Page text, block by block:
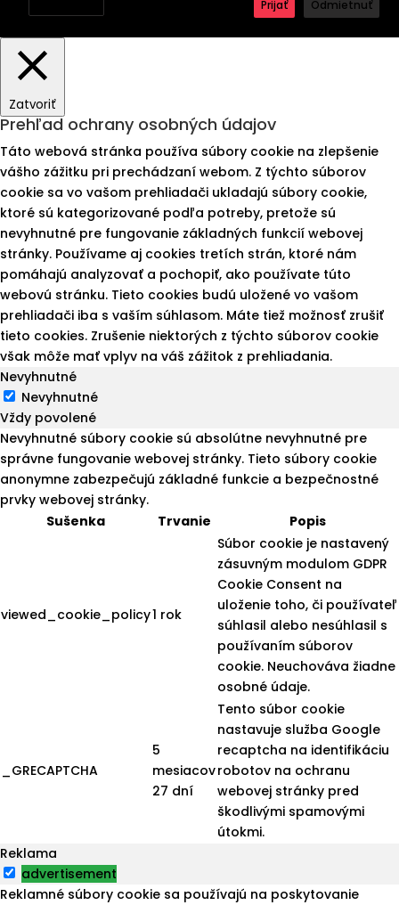
Odmietnuť
Prijať
Zatvoriť
Prehľad ochrany osobných údajov
Táto webová stránka používa súbory cookie na zlepšenie
vášho zážitku pri prechádzaní webom. Z týchto súborov
cookie sa vo vašom prehliadači ukladajú súbory cookie,
ktoré sú kategorizované podľa potreby, pretože sú
nevyhnutné pre fungovanie základných funkcií webovej
stránky. Používame aj cookies tretích strán, ktoré nám
pomáhajú analyzovať a pochopiť, ako používate túto
webovú stránku. Tieto cookies budú uložené vo vašom
prehliadači iba s vaším súhlasom. Máte tiež možnosť zrušiť
tieto cookies. Zrušenie niektorých z týchto súborov cookie
však môže mať vplyv na váš zážitok z prehliadania.
Nevyhnutné
Nevyhnutné
Vždy povolené
Nevyhnutné súbory cookie sú absolútne nevyhnutné pre
správne fungovanie webovej stránky. Tieto súbory cookie
anonymne zabezpečujú základné funkcie a bezpečnostné
prvky webovej stránky.
Sušenka
Trvanie Popis
viewed_cookie_policy1 rok
Súbor cookie je nastavený
zásuvným modulom GDPR
Cookie Consent na
uloženie toho, či používateľ
súhlasil alebo nesúhlasil s
používaním súborov
cookie. Neuchováva žiadne
osobné údaje.
_GRECAPTCHA
5
mesiacov
27 dní
Tento súbor cookie
nastavuje služba Google
recaptcha na identifikáciu
robotov na ochranu
webovej stránky pred
škodlivými spamovými
útokmi.
Reklama
advertisement
Reklamné súbory cookie sa používajú na poskytovanie